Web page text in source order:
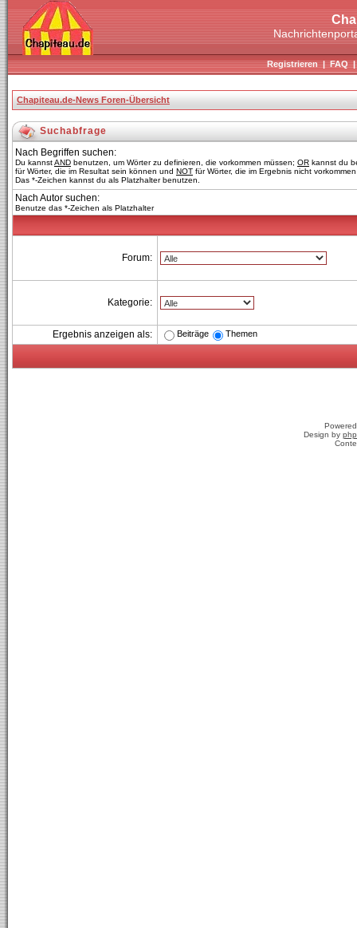
Registrieren|FAQ
Chapiteau.de-News Foren-Übersicht
Suchabfrage
Nach Begriffen suchen:
Du kannstAND benutzen, um Wörter zu definieren, die vorkommen müssen; OR kannst du
für Wörter, die im Resultat sein können und NOT für Wörter, die im Ergebnis nicht
Das *-Zeichen kannst du als Platzhalter benutzen.
Nach Autor suchen:
Benutze das *-Zeichen als Platzhalter
Forum:
Kategorie:
Ergebnis anzeigen als: Beiträge Themen
Design by